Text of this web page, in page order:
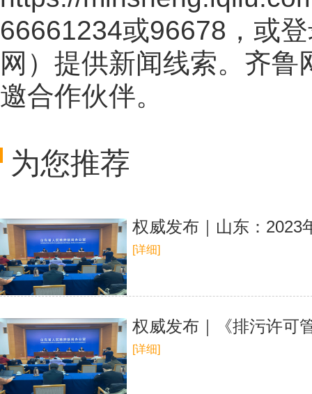
66661234或96678，或
网 ）提供新闻线索。齐鲁
邀合作伙伴。
为您推荐
权威发布｜山东：2023
[详细]
权威发布｜《排污许可
[详细]